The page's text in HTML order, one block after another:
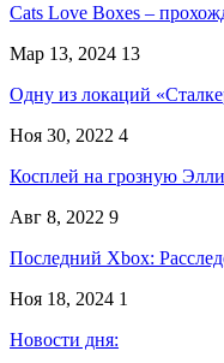
Cats Love Boxes –
Мар 13, 2024 13
Одну из локаций
Ноя 30, 2022 4
Косплей на грозную
Авг 8, 2022 9
Последний Xbox:
Ноя 18, 2024 1
Новости дня: